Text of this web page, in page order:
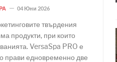
04 Юни 2026
твърдения
продукти, при които
VersaSpa PRO е
прави едновременно две